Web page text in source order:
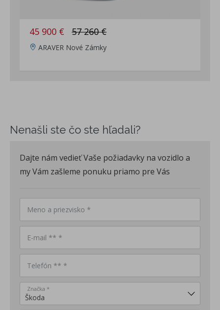
45 900 € 57 260 €
ARAVER Nové Zámky
Nenašli ste čo ste hľadali?
Dajte nám vedieť Vaše požiadavky na vozidlo a
my Vám zašleme ponuku priamo pre Vás
Meno a priezvisko *
E-mail ** *
Telefón ** *
Značka *